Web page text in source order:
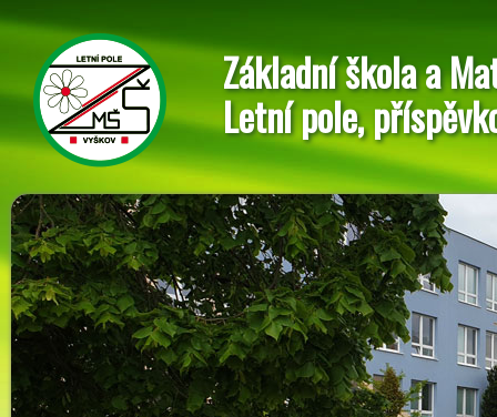
Základní škola a
Letní pole,